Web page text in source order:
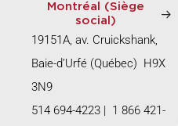
Montréal (Siège
social)
19151A, av. Cruickshank,
Baie-d’Urfé (Québec) H9X
3N9
514 694-4223 | 1 866 421-